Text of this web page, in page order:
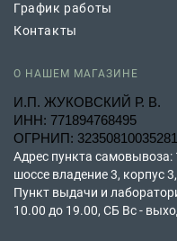
График работы
Контакты
О НАШЕМ МАГАЗИНЕ
И.П. ЖУКОВСКИЙ Р. В.
ИНН: 771894768495
ОГРНИП:
Адрес пункта
шоссе владение 3, корпус
Пункт выдачи и
10.00 до 19.00, СБ Вс -